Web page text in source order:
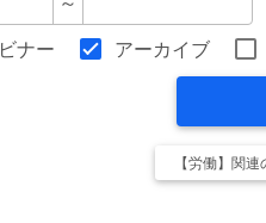
ナー アーカイブ
【労働】関